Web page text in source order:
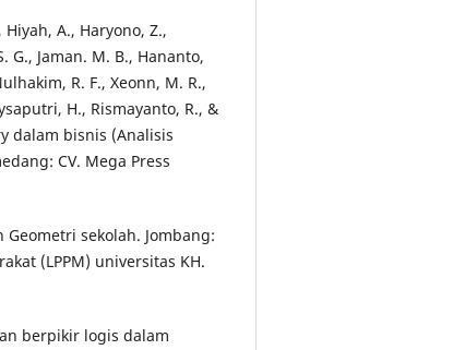
A., Haryono, Z.,
G., Jaman. M. B., Hananto,
R. F., Xeonn, M. R.,
H., Rismayanto, R., &
dalam bisnis (Analisis
CV. Mega Press
sekolah. Jombang:
(LPPM) universitas KH.
berpikir logis dalam